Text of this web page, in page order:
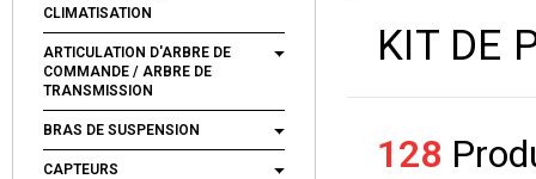
CLIMATISATION
ARTICULATION D'ARBRE DE
COMMANDE / ARBRE DE
TRANSMISSION
BRAS DE SUSPENSION
CAPTEURS
KIT DE
128